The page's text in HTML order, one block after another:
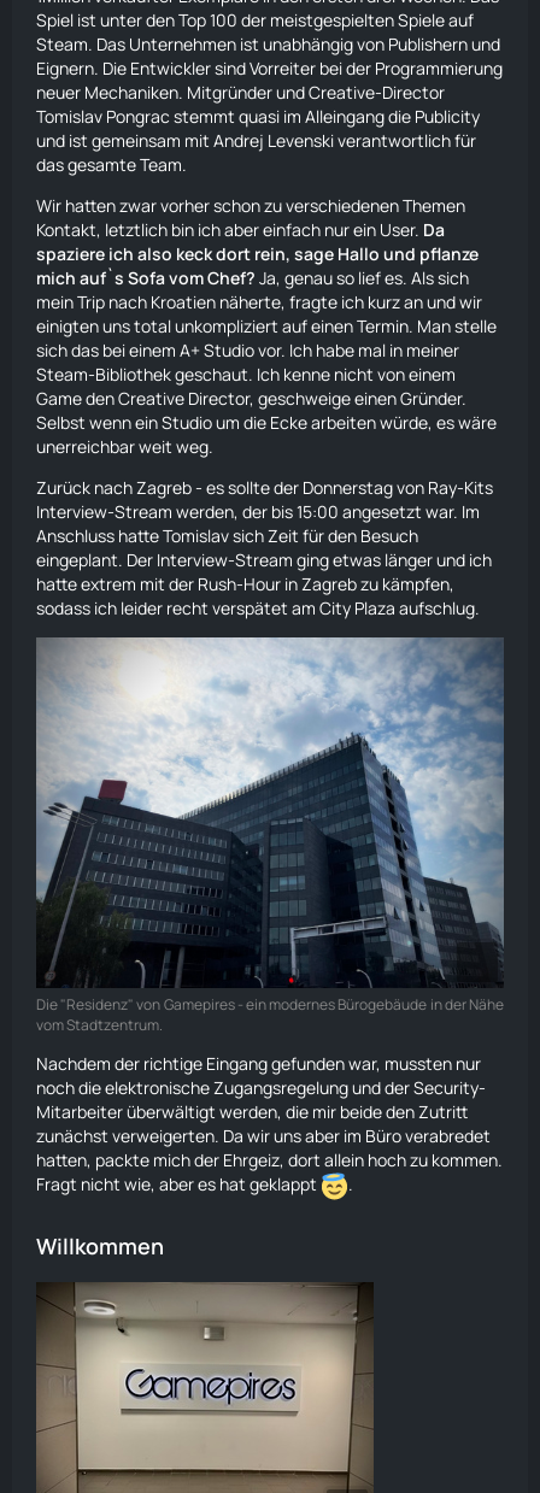
Spiel ist unter den Top 100 der meistgespielten Spiele auf
Steam. Das Unternehmen ist unabhängig von Publishern und
Eignern. Die Entwickler sind Vorreiter bei der Programmierung
neuer Mechaniken. Mitgründer und Creative-Director
Tomislav Pongrac stemmt quasi im Alleingang die Publicity
und ist gemeinsam mit Andrej Levenski verantwortlich für
das gesamte Team.
Wir hatten zwar vorher schon zu verschiedenen Themen
Kontakt, letztlich bin ich aber einfach nur ein User. Da
spaziere ich also keck dort rein, sage Hallo und pflanze
mich auf`s Sofa vom Chef? Ja, genau so lief es. Als sich
mein Trip nach Kroatien näherte, fragte ich kurz an und wir
einigten uns total unkompliziert auf einen Termin. Man stelle
sich das bei einem A+ Studio vor. Ich habe mal in meiner
Steam-Bibliothek geschaut. Ich kenne nicht von einem
Game den Creative Director, geschweige einen Gründer.
Selbst wenn ein Studio um die Ecke arbeiten würde, es wäre
unerreichbar weit weg.
Zurück nach Zagreb - es sollte der Donnerstag von Ray-Kits
Interview-Stream werden, der bis 15:00 angesetzt war. Im
Anschluss hatte Tomislav sich Zeit für den Besuch
eingeplant. Der Interview-Stream ging etwas länger und ich
hatte extrem mit der Rush-Hour in Zagreb zu kämpfen,
sodass ich leider recht verspätet am City Plaza aufschlug.
Die "Residenz" von Gamepires - ein modernes Bürogebäude in der Nähe
vom Stadtzentrum.
Nachdem der richtige Eingang gefunden war, mussten nur
noch die elektronische Zugangsregelung und der Security-
Mitarbeiter überwältigt werden, die mir beide den Zutritt
zunächst verweigerten. Da wir uns aber im Büro verabredet
hatten, packte mich der Ehrgeiz, dort allein hoch zu kommen.
Fragt nicht wie, aber es hat geklappt
.
Willkommen